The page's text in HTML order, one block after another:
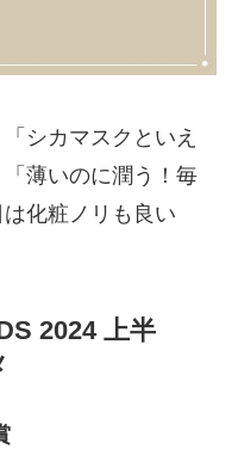
シカマスクといえ
薄いのに潤う！毎
化粧ノリも良い
2024 上半